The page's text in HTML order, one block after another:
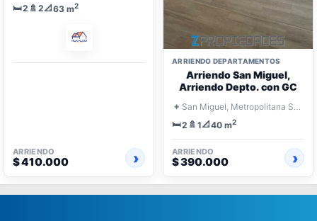
🛏️2 🚿 2📐63 m2
ARRIENDO
$ 410.000
ARRIENDO DEPARTAMENTOS
Arriendo San Miguel,
Arriendo Depto. con GC
⌖
San Miguel, Metropolitana Santiago
🛏️2 🚿 1📐40 m2
ARRIENDO
$ 390.000